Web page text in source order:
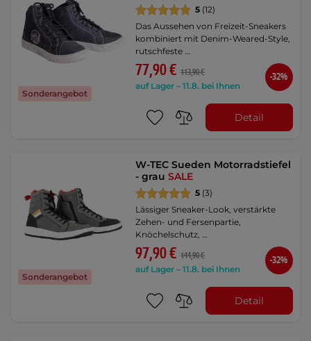
Sonderangebot
5 (12)
Das Aussehen von Freizeit-Sneakers
kombiniert mit Denim-Weared-Style,
rutschfeste …
77,90 € 113,90 €
auf Lager – 11.8. bei Ihnen
-32%
Detail
Sonderangebot
W-TEC Sueden Motorradstiefel
- grauSALE
5 (3)
Lässiger Sneaker-Look, verstärkte
Zehen- und Fersenpartie,
Knöchelschutz, …
97,90 € 144,90 €
auf Lager – 11.8. bei Ihnen
-32%
Detail